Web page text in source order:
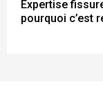
Expertise
pourquoi c’est